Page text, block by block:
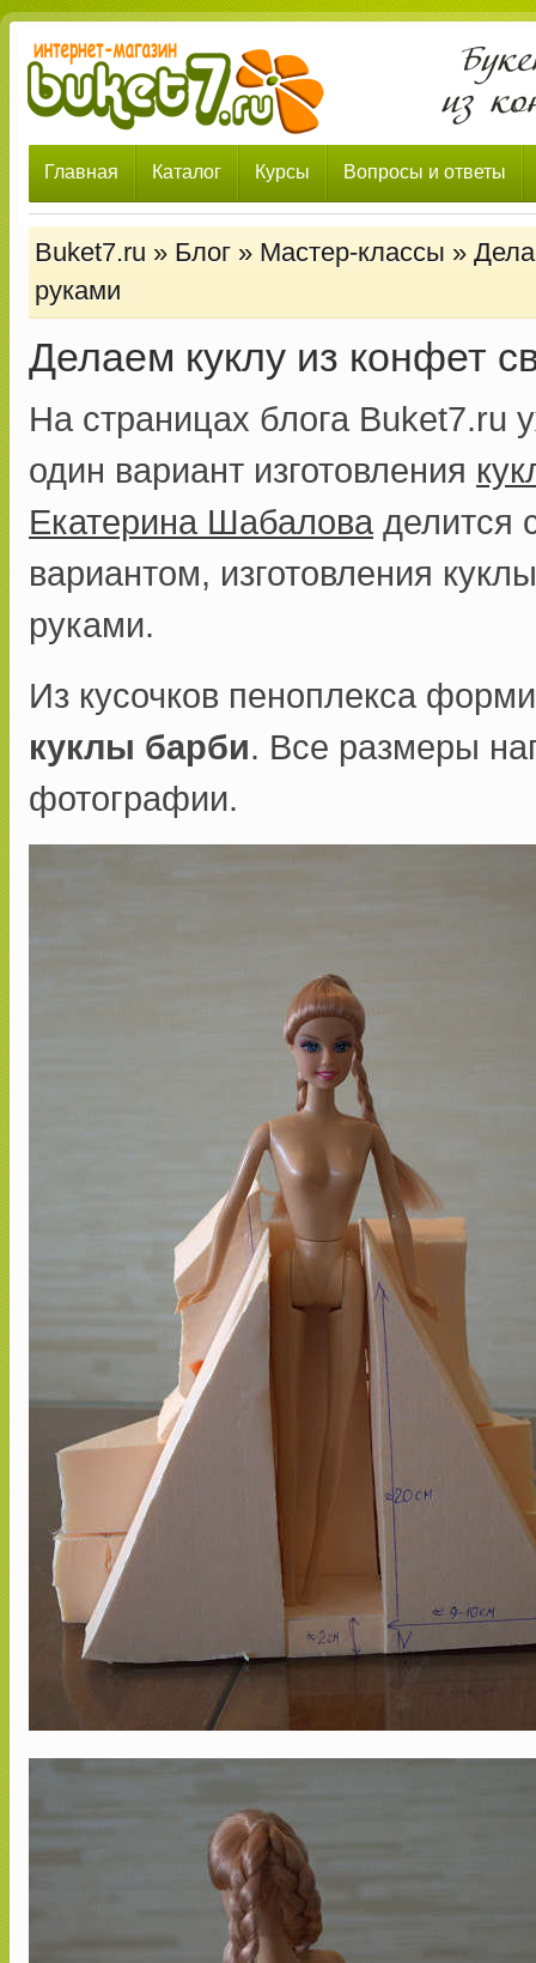
Главная Каталог Курсы Вопросы и ответы
Buket7.ru » Блог » Мастер-классы »
руками
Делаем куклу из конфет
На страницах блога Buket7.ru
один вариант изготовления
Екатерина Шабалова делится
вариантом, изготовления
руками.
Из кусочков пеноплекса
куклы барби. Все размеры
фотографии.